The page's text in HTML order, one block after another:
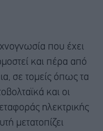
που έχει
και πέρα από
σε τομείς όπως τα
και οι
ηλεκτρικής
μετατοπίζει